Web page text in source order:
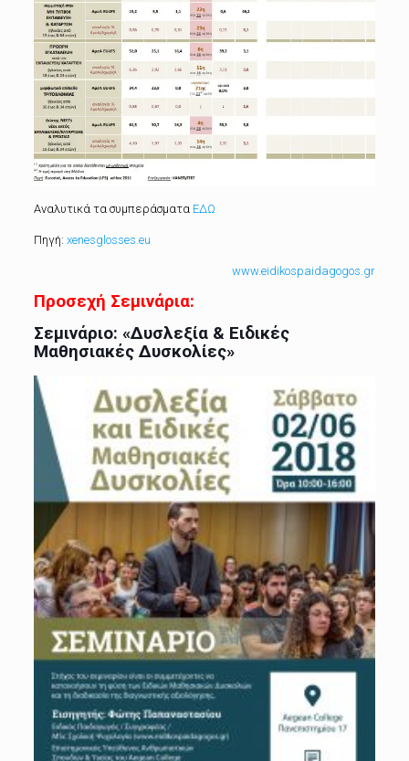
Αναλυτικά τα συμπεράσματα ΕΔΩ
Πηγή: xenesglosses.eu
www.eidikospaidagogos.gr
Προσεχή Σεμινάρια:
Σεμινάριο: «Δυσλεξία & Ειδικές
Μαθησιακές Δυσκολίες»